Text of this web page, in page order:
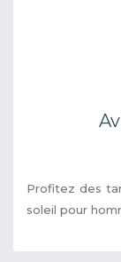
Profitez des
soleil pour